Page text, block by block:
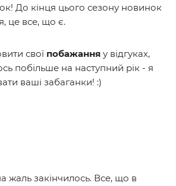
До кінця цього сезону новинок
це все, що є.
свої побажання у відгуках,
побільше на наступний рік - я
ваші забаганки! :)
жаль закінчилось. Все, що в